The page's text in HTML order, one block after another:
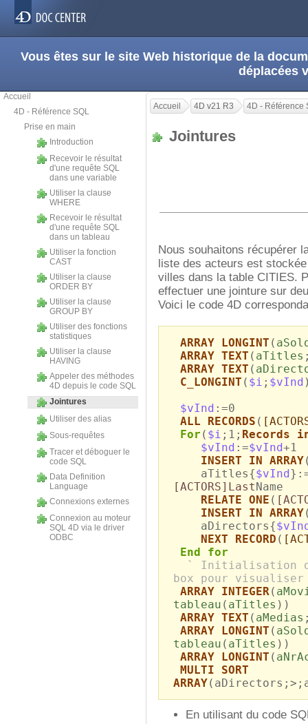
Vous êtes sur le site Web historique de la
déplacées
Accueil
4D - Référence SQL
Prise en main
Introduction
Recevoir le résultat
d'une requête SQL
dans une variable
Utiliser la clause
WHERE
Recevoir le résultat
d'une requête SQL
dans un tableau
Utiliser la fonction
CAST
Utiliser la clause
ORDER BY
Utiliser la clause
GROUP BY
Utiliser des fonctions
statistiques
Utiliser la clause
HAVING
Appeler des méthodes
4D depuis le code SQL
Jointures
Utiliser des alias
Sous-requêtes
Tracer et déboguer le
code SQL
Data Definition
Language
Connexions externes
Connexion au moteur
SQL 4D via le driver
ODBC
Accueil 4D v21 R3 4D - Référence
Jointures
Nous souhaitons récupérer
liste des acteurs est
villes dans la table CITIES.
effectuer une jointure sur
Voici le code 4D
ARRAY LONGINT (
ARRAY TEXT ( aTitles
ARRAY TEXT (
C_LONGINT ( $i ; $vInd
$vInd :=0
ALL RECORDS (
For ( $i ;1; Records
$vInd :=$vInd+1
INSERT IN ARRAY
aTitles{$vInd
[ACTORS]Last Name
RELATE ONE (
INSERT IN ARRAY
aDirectors{
NEXT RECORD (
End for
` Initialisation
box pour
ARRAY INTEGER(
tableau ( aTitles ))
ARRAY TEXT ( aMedias
ARRAY LONGINT (
tableau ( aTitles ))
ARRAY LONGINT (
MULTI SORT
ARRAY
En utilisant du code